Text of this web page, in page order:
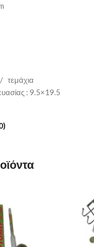
τεμάχια
: 9.5×19.5